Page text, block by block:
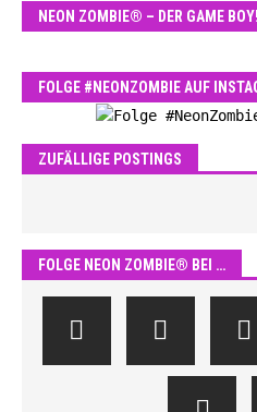
NEON ZOMBIE® – DER GAME BOY!
FOLGE #NEONZOMBIE AUF
ZUFÄLLIGE POSTINGS
FOLGE NEON ZOMBIE® BEI …